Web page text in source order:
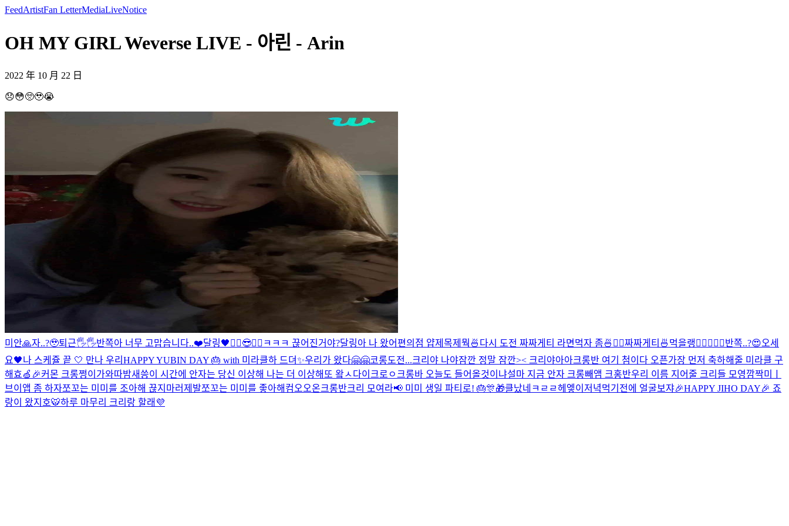
FeedArtistFan LetterMediaLiveNotice
OH MY GIRL Weverse LIVE - 아린 - Arin
2022 年 10 月 22 日
😞😳🥺🥹😭
미안🙏자..?🥹퇴근🖐🖐반쪽아 너무 고맙습니다..❤️달링🖤 ✌🏻😎✌🏻 ㅋㅋㅋ 끊어진거야?달링아 나 왔어편의점 얍제목제뭑 🍜 다시 도전 짜짜게티 라면먹자 좀🍜✌🏻짜짜게티🍜먹을랭 ✌🏻 🖤🍒 🖤반쪽..?😍오세
요🖤나 스케쥴 끝 🤍 만나 우리 HAPPY YUBIN DAY 🎂 with 미라클하 드뎌✨우리가 왔다🤗🤗코롱도전...크리야 나야잠깐 정말 잠깐>< 크리야아아크롱반 여기 첨이다 오픈가장 먼저 축하해줄 미라클 구
해효🍏🎉커몬 크롱쩡이가와따밤새씅이 시간에 안자는 당신 이상해 나는 더 이상해 또 왘ㅅ다이크로ㅇ 크롱바 오늘도 들어올것이냐설마 지금 안자 크롱빼앰 크홍반우리 이름 지어줄 크리들 모영깜짝미ㅣ
브이앱 좀 하자쪼꼬는 미미를 조아해 끊지마러제발쪼꼬는 미미를 좋아해 컴오오온크롱반크리 모여라📢 미미 생일 파티로! 🎂🎊🎁클났네 ㅋㄹㄹ헤엫이 저녁먹기전에 얼굴보쟈🎉HAPPY JIHO DAY🎉 죠
랑이 왔지호🐯하루 마무리 크리랑 할래💜